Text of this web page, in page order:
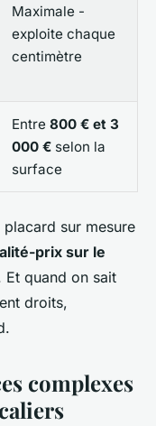
Maximale -
exploite chaque
centimètre
Entre 800 € et 3
000 € selon la
surface
sur mesure
prix sur le
quand on sait
droits,
complexes